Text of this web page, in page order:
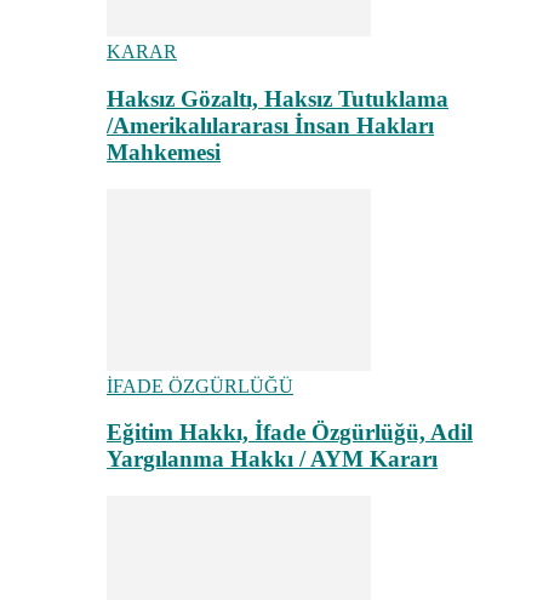
KARAR
Haksız Gözaltı, Haksız Tutuklama
/Amerikalılararası İnsan Hakları
Mahkemesi
İFADE ÖZGÜRLÜĞÜ
Eğitim Hakkı, İfade Özgürlüğü, Adil
Yargılanma Hakkı / AYM Kararı